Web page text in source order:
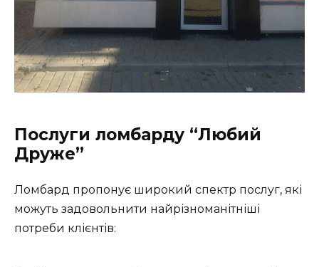
Послуги ломбарду “Любий
Друже”
Ломбард пропонує широкий спектр послуг, які
можуть задовольнити найрізноманітніші
потреби клієнтів: